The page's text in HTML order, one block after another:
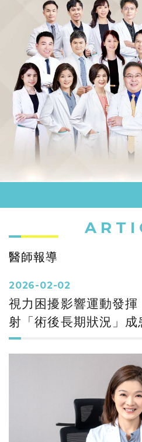
醫師報導
2026-02-02
視力困擾影響運動發
射「術後長期狀況」成